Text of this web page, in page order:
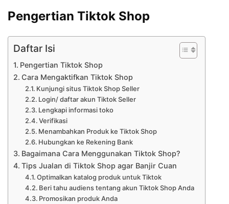
Pengertian Tiktok Shop
Daftar Isi
Pengertian Tiktok Shop
Cara Mengaktifkan Tiktok Shop
Kunjungi situs Tiktok Shop Seller
Login/ daftar akun Tiktok Seller
Lengkapi informasi toko
Verifikasi
Menambahkan Produk ke Tiktok Shop
Hubungkan ke Rekening Bank
Bagaimana Cara Menggunakan Tiktok Shop?
Tips Jualan di Tiktok Shop agar Banjir Cuan
Optimalkan katalog produk untuk Tiktok
Beri tahu audiens tentang akun Tiktok Shop Anda
Promosikan produk Anda